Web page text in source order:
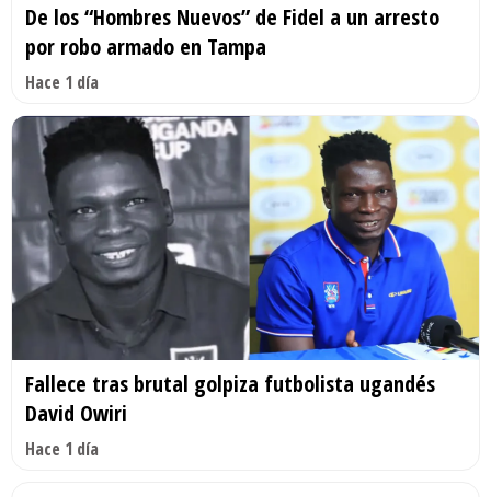
De los “Hombres Nuevos” de Fidel a un arresto
por robo armado en Tampa
Hace 1 día
Fallece tras brutal golpiza futbolista ugandés
David Owiri
Hace 1 día